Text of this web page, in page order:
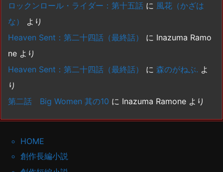
ロックンロール・ライダー：第十五話 に 風花（かざは
な）
より
Heaven Sent：第二十四話（最終話）
に Inazuma Ramo
ne より
Heaven Sent：第二十四話（最終話）
に 森のがねぶ. よ
り
第二話 Big Women 其の10 に Inazuma Ramone より
HOME
創作長編小説